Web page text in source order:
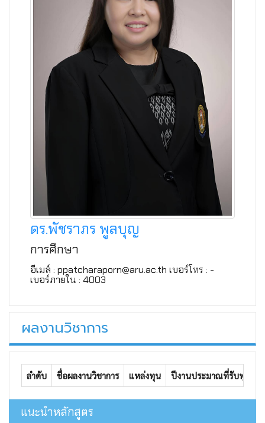
ดร.พัชราภร พูลบุญ
การศึกษา
อีเมล์ : ppatcharaporn@aru.ac.th เบอร์โทร : -
เบอร์ภายใน : 4003
ผลงานวิชาการ
ลำดับ ชื่อผลงานวิชาการ แหล่งทุน ปีงานประมาณที่รับทุน
แนะนำหลักสูตร